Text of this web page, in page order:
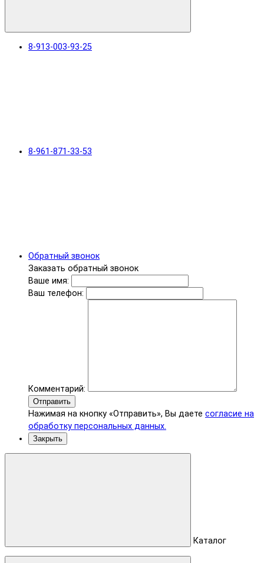
8-913-003-93-25
8-961-871-33-53
Обратный звонок
Заказать обратный звонок
Ваше имя:
Ваш телефон:
Комментарий:
Отправить
Нажимая на кнопку «Отправить», Вы даете согласие на
обработку персональных данных.
Закрыть
Каталог